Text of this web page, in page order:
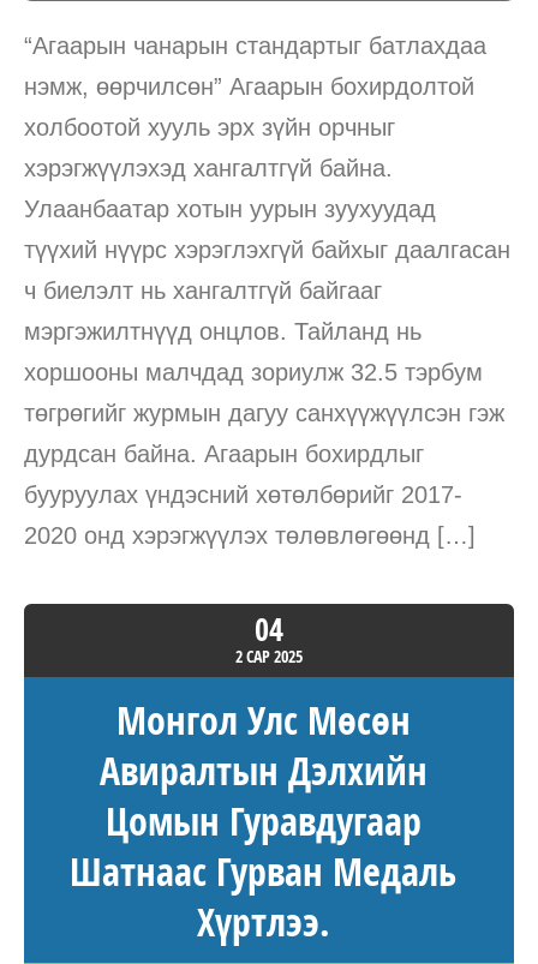
“Агаарын чанарын стандартыг батлахдаа
нэмж, өөрчилсөн” Агаарын бохирдолтой
холбоотой хууль эрх зүйн орчныг
хэрэгжүүлэхэд хангалтгүй байна.
Улаанбаатар хотын уурын зуухуудад
түүхий нүүрс хэрэглэхгүй байхыг даалгасан
ч биелэлт нь хангалтгүй байгааг
мэргэжилтнүүд онцлов. Тайланд нь
хоршооны малчдад зориулж 32.5 тэрбум
төгрөгийг журмын дагуу санхүүжүүлсэн гэж
дурдсан байна. Агаарын бохирдлыг
бууруулах үндэсний хөтөлбөрийг 2017-
2020 онд хэрэгжүүлэх төлөвлөгөөнд […]
04
2 САР2025
Монгол Улс Мөсөн
Авиралтын Дэлхийн
Цомын Гуравдугаар
Шатнаас Гурван Медаль
Хүртлээ.